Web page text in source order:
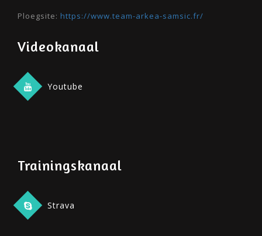
Ploegsite: https://www.team-arkea-samsic.fr/
Videokanaal
Youtube
Trainingskanaal
Strava